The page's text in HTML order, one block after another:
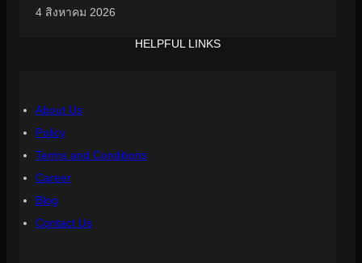
4 สิงหาคม 2026
HELPFUL LINKS
About Us
Policy
Terms and Conditions
Career
Blog
Contact Us